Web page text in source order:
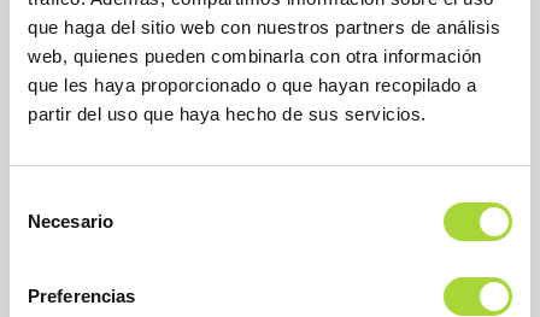
que haga del sitio web con nuestros partners de análisis
web, quienes pueden combinarla con otra información
que les haya proporcionado o que hayan recopilado a
partir del uso que haya hecho de sus servicios.
Necesario
Preferencias
BioSim